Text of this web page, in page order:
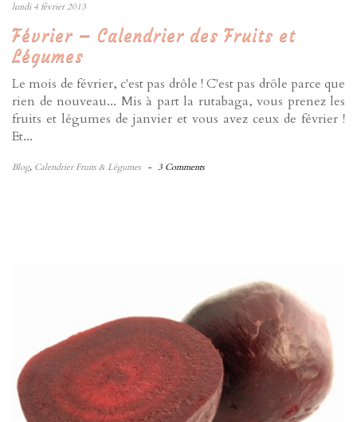
lundi 4 février 2013
Février – Calendrier des Fruits et
Légumes
Le mois de février, c'est pas drôle ! C'est pas drôle parce que
rien de nouveau... Mis à part la rutabaga, vous prenez les
fruits et légumes de janvier et vous avez ceux de février !
Et...
Blog, Calendrier Fruits & Légumes - 3 Comments